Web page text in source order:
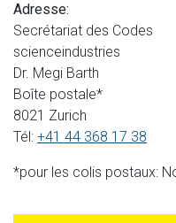
Adresse:
Secrétariat des Codes
scienceindustries
Dr. Megi Barth
Boîte postale*
8021 Zurich
Tél: +41 44 368 17 38
*pour les colis postaux: